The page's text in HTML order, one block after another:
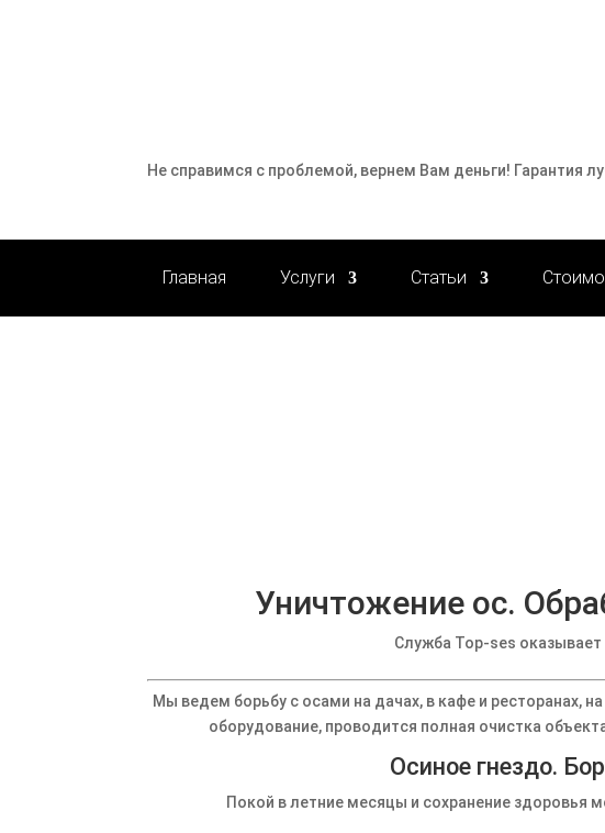
Не справимся с проблемой, вернем Вам деньги! Гарантия
Главная Услуги Статьи
Уничтожение ос.
Служба Top-ses
Мы ведем борьбу с осами на дачах, в кафе и ресторанах,
оборудование, проводится полная очистка
Осиное гнездо.
Покой в летние месяцы и сохранение здоровья